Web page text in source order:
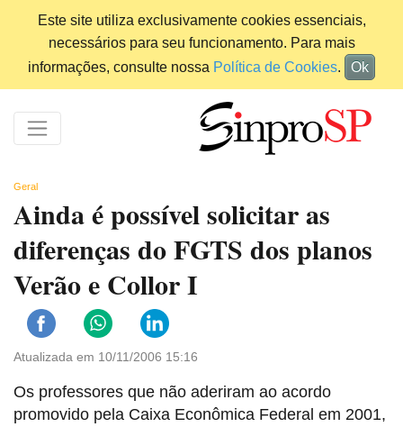
Este site utiliza exclusivamente cookies essenciais,
necessários para seu funcionamento. Para mais
informações, consulte nossa Política de Cookies. Ok
Geral
Ainda é possível solicitar as
diferenças do FGTS dos planos
Verão e Collor I
Atualizada em 10/11/2006 15:16
Os professores que não aderiram ao acordo
promovido pela Caixa Econômica Federal em 2001,